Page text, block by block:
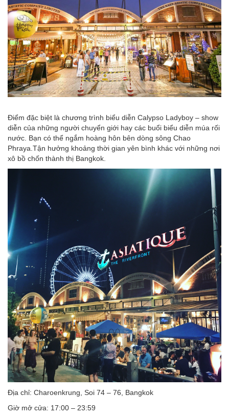
Điểm đặc biệt là chương trình biểu diễn Calypso Ladyboy – show
diễn của những người chuyển giới hay các buổi biểu diễn múa rối
nước. Bạn có thể ngắm hoàng hôn bên dòng sông Chao
Phraya.Tận hưởng khoảng thời gian yên bình khác với những nơi
xô bồ chốn thành thị Bangkok.
Địa chỉ: Charoenkrung, Soi 74 – 76, Bangkok
Giờ mở cửa: 17:00 – 23:59